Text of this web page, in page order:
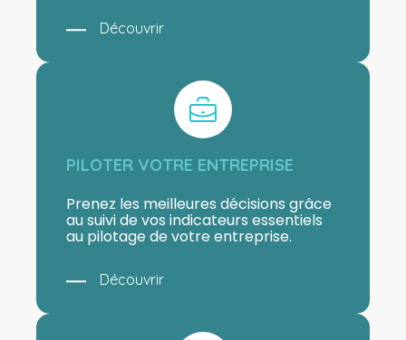
Découvrir
PILOTER VOTRE ENTREPRISE
Prenez les meilleures décisions grâce
au suivi de vos indicateurs essentiels
au pilotage de votre entreprise.
Découvrir